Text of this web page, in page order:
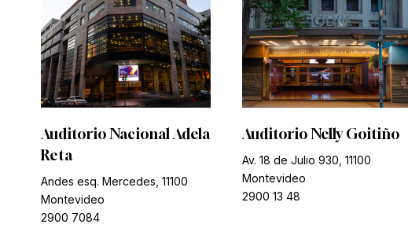
Auditorio Nacional Adela
Reta
Andes esq. Mercedes, 11100
Montevideo
2900 7084
Auditorio Nelly Goitiño
Av. 18 de Julio 930, 11100
Montevideo
2900 13 48